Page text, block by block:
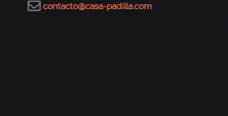
contacto@casa-padilla.com